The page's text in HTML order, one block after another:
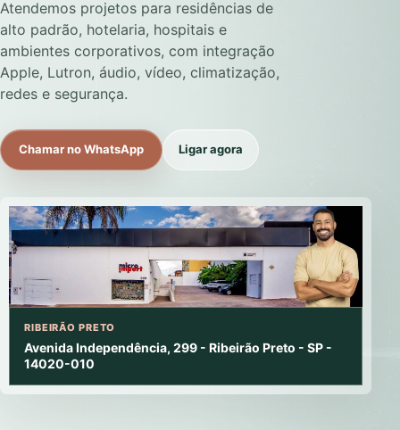
Atendemos projetos para residências de
alto padrão, hotelaria, hospitais e
ambientes corporativos, com integração
Apple, Lutron, áudio, vídeo, climatização,
redes e segurança.
Chamar no WhatsApp Ligar agora
RIBEIRÃO PRETO
Avenida Independência, 299 - Ribeirão Preto - SP -
14020-010